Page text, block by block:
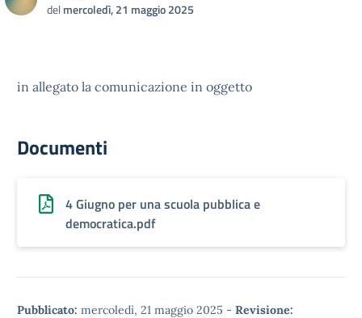
delmercoledì, 21 maggio 2025
in allegato la comunicazione in oggetto
Documenti
4 Giugno per una scuola pubblica e
democratica.pdf
Pubblicato: mercoledì, 21 maggio 2025 - Revisione: